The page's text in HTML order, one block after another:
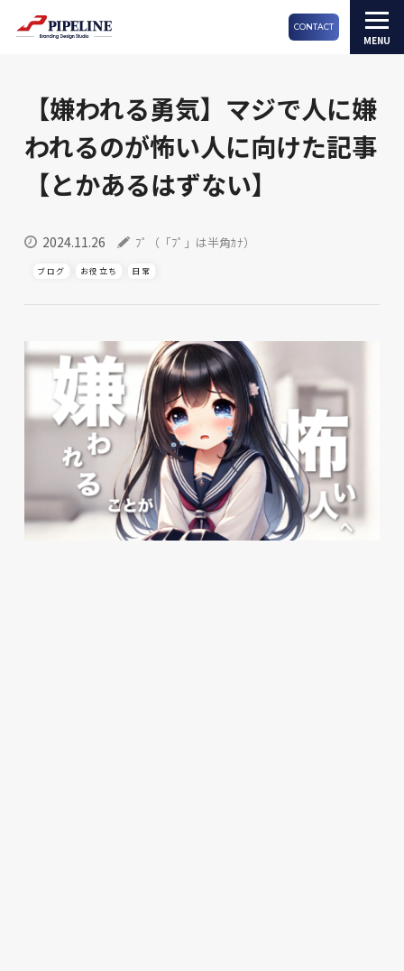
CONTACT
【嫌われる勇気】マジで人に嫌
われるのが怖い人に向けた記事
【とかあるはずない】
2024.11.26 ﾌﾟ（「ﾌﾟ」は半角ｶﾅ）
ブログ お役立ち 日常